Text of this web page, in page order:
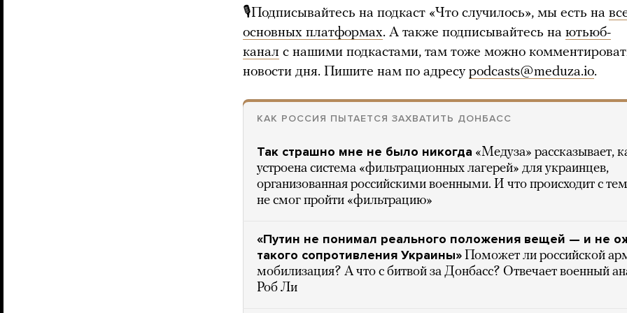
🎙Подписывайтесь на подкаст «Что случилось», мы есть на
основных платформах. А также подписывайтесь на ютьюб-
канал с нашими подкастами, там тоже можно
новости дня. Пишите нам по адресу podcasts@meduza.io.
КАК РОССИЯ ПЫТАЕТСЯ ЗАХВАТИТЬ ДОНБАСС
Так страшно мне не было никогда «Медуза» рассказывает,
устроена система «фильтрационных лагерей» для украинцев,
организованная российскими военными. И что происходит с
не смог пройти «фильтрацию»
«Путин не понимал реального положения вещей — и не
такого сопротивления Украины» Поможет ли российской
мобилизация? А что с битвой за Донбасс? Отвечает военный
Роб Ли